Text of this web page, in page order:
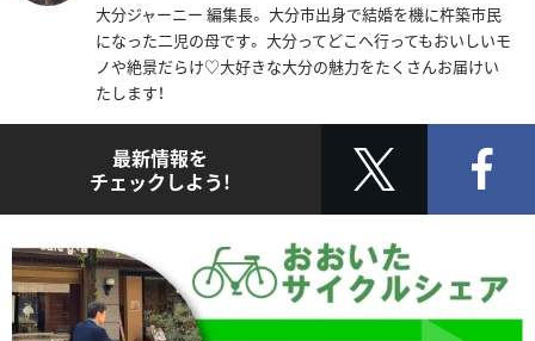
大分ジャーニー 編集長。 大分市出身で結婚を機に杵築市民
になった二児の母です。 大分ってどこへ行ってもおいしいモ
ノや絶景だらけ♡大好きな大分の魅力をたくさんお届けい
たします！
最新情報を
チェックしよう!